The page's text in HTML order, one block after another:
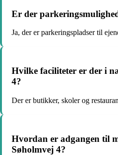
Er der
Ja, der er parkeringspladser til
Hvilke faciliteter er der i
4?
Der er butikker, skoler og
Hvordan er adgangen til
Søholmvej 4?